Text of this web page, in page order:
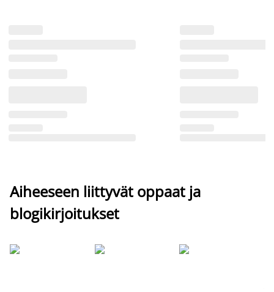
Aiheeseen liittyvät oppaat ja
blogikirjoitukset